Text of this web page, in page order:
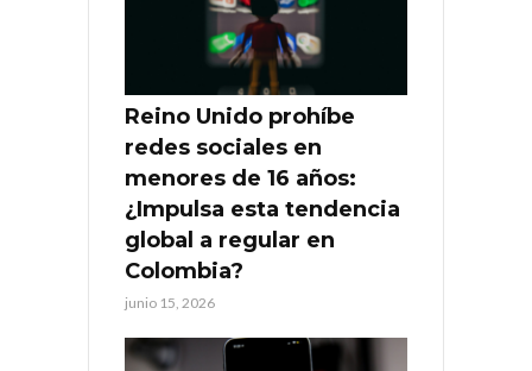
Reino Unido prohíbe
redes sociales en
menores de 16 años:
¿Impulsa esta tendencia
global a regular en
Colombia?
junio 15, 2026